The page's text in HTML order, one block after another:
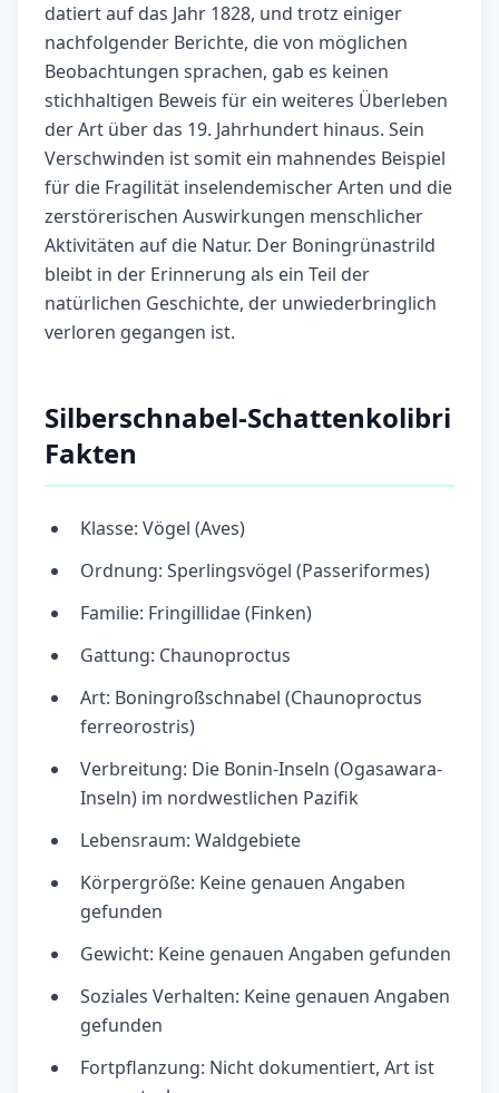
datiert auf das Jahr 1828, und trotz einiger
nachfolgender Berichte, die von möglichen
Beobachtungen sprachen, gab es keinen
stichhaltigen Beweis für ein weiteres Überleben
der Art über das 19. Jahrhundert hinaus. Sein
Verschwinden ist somit ein mahnendes Beispiel
für die Fragilität inselendemischer Arten und die
zerstörerischen Auswirkungen menschlicher
Aktivitäten auf die Natur. Der Boningrünastrild
bleibt in der Erinnerung als ein Teil der
natürlichen Geschichte, der unwiederbringlich
verloren gegangen ist.
Silberschnabel-Schattenkolibri
Fakten
Klasse: Vögel (Aves)
Ordnung: Sperlingsvögel (Passeriformes)
Familie: Fringillidae (Finken)
Gattung: Chaunoproctus
Art: Boningroßschnabel (Chaunoproctus
ferreorostris)
Verbreitung: Die Bonin-Inseln (Ogasawara-
Inseln) im nordwestlichen Pazifik
Lebensraum: Waldgebiete
Körpergröße: Keine genauen Angaben
gefunden
Gewicht: Keine genauen Angaben gefunden
Soziales Verhalten: Keine genauen Angaben
gefunden
Fortpflanzung: Nicht dokumentiert, Art ist